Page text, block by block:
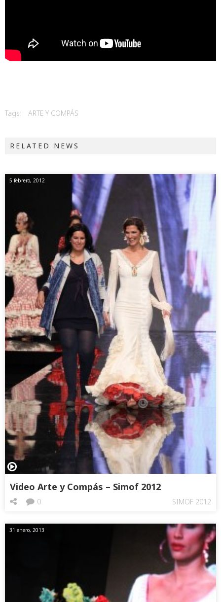
Tags: ARTE Y COMPÁS
RELATED NEWS
5 febrero, 2012
Video Arte y Compás – Simof 2012
SIMOF 2012
0
31 enero, 2013